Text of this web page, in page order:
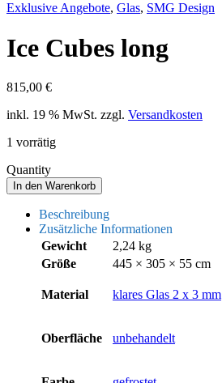
Exklusive Angebote, Glas, SMG Design
Ice Cubes long
815,00 €
inkl. 19 % MwSt. zzgl. Versandkosten
1 vorrätig
Quantity
Ice
Cubes
long
Menge
In den Warenkorb
Beschreibung
Zusätzliche Informationen
Gewicht
2,24 kg
Größe
445 × 305 × 55 cm
Material klares Glas 2 x 3 mm
Oberfläche unbehandelt